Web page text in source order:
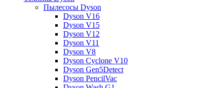
Пылесосы Dyson
Dyson V16
Dyson V15
Dyson V12
Dyson V11
Dyson V8
Dyson Cyclone V10
Dyson Gen5Detect
Dyson PencilVac